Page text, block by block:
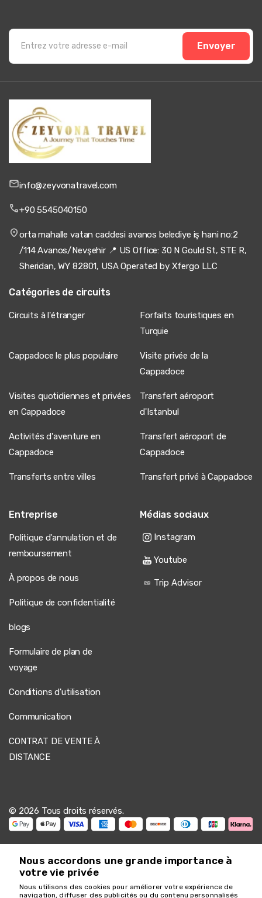
Envoyer
info@zeyvonatravel.com
+90 5545040150
orta mahalle vatan caddesi avanos belediye iş hani no:2
/114 Avanos/Nevşehir 📍 US Office: 30 N Gould St, STE R,
Sheridan, WY 82801, USA Operated by Xfergo LLC
Catégories de circuits
Circuits à l'étranger
Forfaits touristiques en
Turquie
Cappadoce le plus populaire
Visite privée de la
Cappadoce
Visites quotidiennes et privées
en Cappadoce
Transfert aéroport
d'Istanbul
Activités d'aventure en
Cappadoce
Transfert aéroport de
Cappadoce
Transferts entre villes Transfert privé à Cappadoce
Entreprise
Politique d'annulation et de
remboursement
À propos de nous
Politique de confidentialité
blogs
Formulaire de plan de
voyage
Conditions d'utilisation
Communication
CONTRAT DE VENTE À
DISTANCE
Médias sociaux
Instagram
Youtube
Trip Advisor
© 2026 Tous droits réservés.
Nous accordons une grande importance à
votre vie privée
Nous utilisons des cookies pour améliorer votre expérience de
navigation, diffuser des publicités ou du contenu personnalisés
Nous sommes là pour